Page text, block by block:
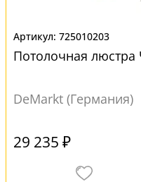
725010203
Потолочная люстра
DeMarkt (Германия)
29 235 ₽